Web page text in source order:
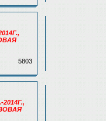
5803